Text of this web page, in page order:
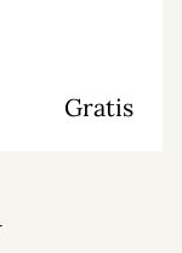
Gratis